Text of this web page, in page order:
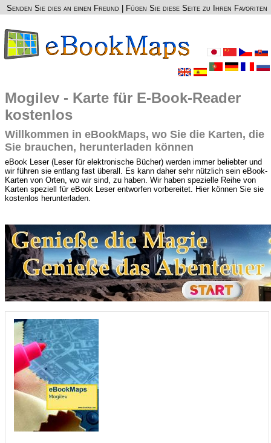
Senden Sie dies an einen Freund Fügen Sie diese Seite zu Ihren Favoriten
Mogilev - Karte für E-Book-Reader
kostenlos
Willkommen in eBookMaps, wo Sie die Karten, die
Sie brauchen, herunterladen können
eBook Leser (Leser für elektronische Bücher) werden immer beliebter und
wir führen sie entlang fast überall. Es kann daher sehr nützlich sein eBook-
Karten von Orten, wo wir sind, zu haben. Wir haben spezielle Reihe von
Karten speziell für eBook Leser entworfen vorbereitet. Hier können Sie sie
kostenlos herunterladen.